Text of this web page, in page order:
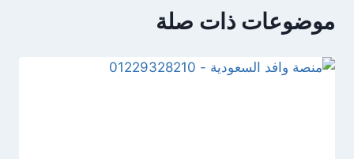
موضوعات ذات صلة